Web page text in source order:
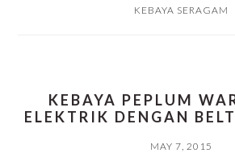
KEBAYA SERAGAM
KEBAYA PEPLUM
ELEKTRIK DENGAN
MAY 7, 2015